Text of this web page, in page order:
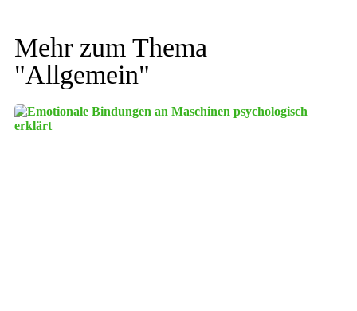
Mehr zum Thema
"Allgemein"